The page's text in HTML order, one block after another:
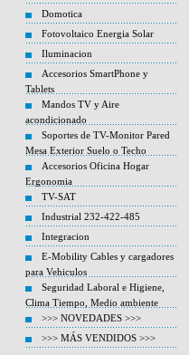
Domotica
Fotovoltaico Energia Solar
Iluminacion
Accesorios SmartPhone y
Tablets
Mandos TV y Aire
acondicionado
Soportes de TV-Monitor Pared
Mesa Exterior Suelo o Techo
Accesorios Oficina Hogar
Ergonomia
TV-SAT
Industrial 232-422-485
Integracion
E-Mobility Cables y cargadores
para Vehiculos
Seguridad Laboral e Higiene,
Clima Tiempo, Medio ambiente
>>> NOVEDADES >>>
>>> MÁS VENDIDOS >>>